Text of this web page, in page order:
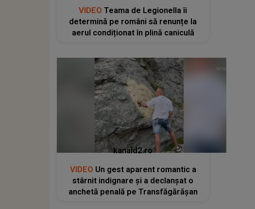
VIDEO Teama de Legionella îi
determină pe români să renunțe la
aerul condiționat în plină caniculă
kanald2.ro
VIDEO Un gest aparent romantic a
stârnit indignare și a declanșat o
anchetă penală pe Transfăgărășan